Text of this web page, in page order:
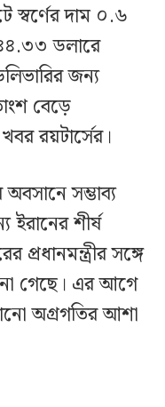
স্বর্ণের দাম ০.৬
ডলারে
জন্য
বেড়ে
রয়টার্সের।
সম্ভাব্য
ইরানের শীর্ষ
প্রধানমন্ত্রীর সঙ্গে
গেছে। এর আগে
অগ্রগতির আশা